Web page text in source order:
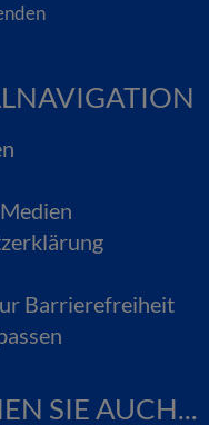
Barrierefreiheit
SIE AUCH...